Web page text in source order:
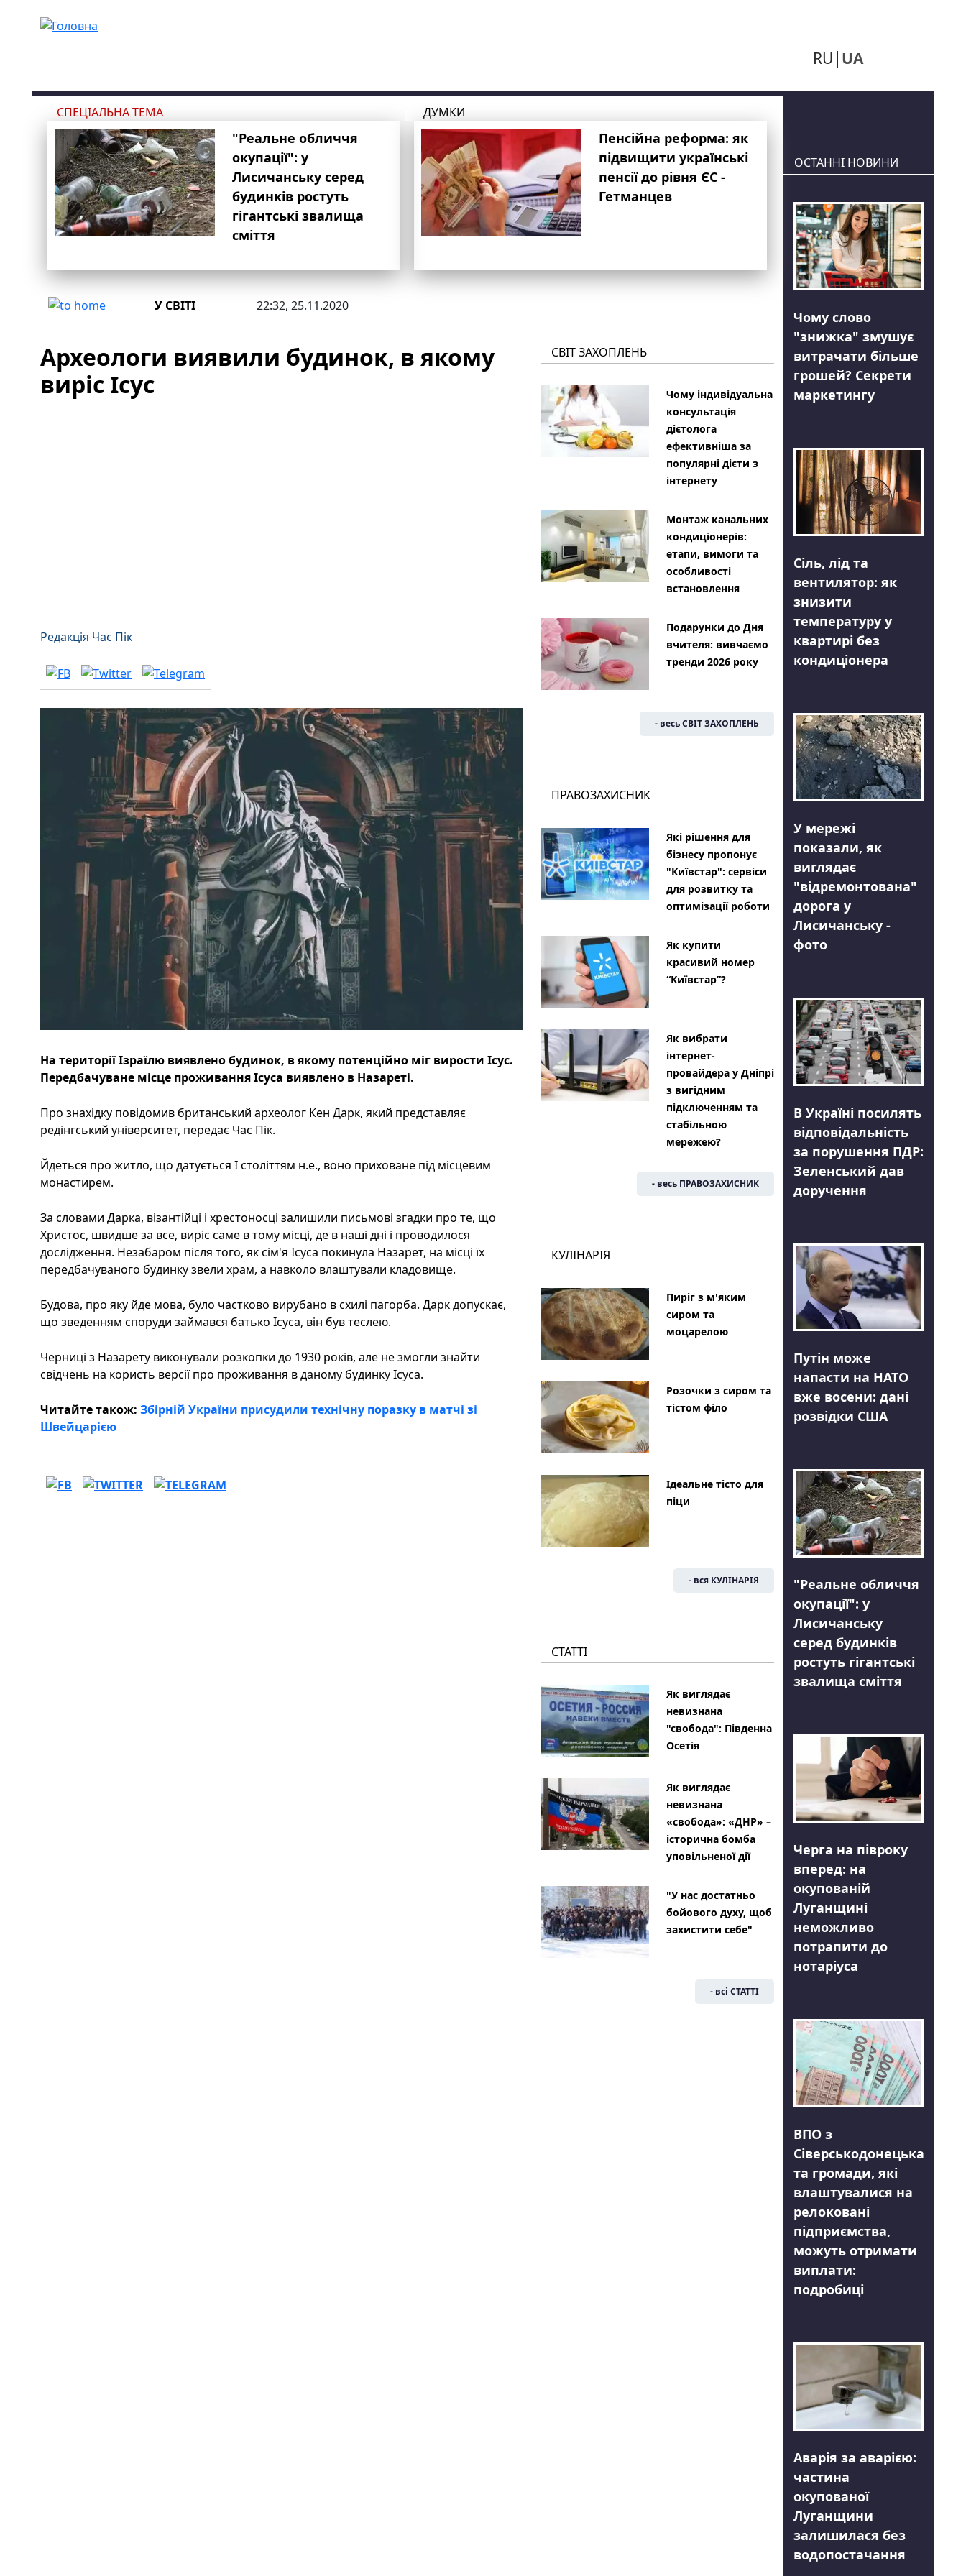
RU UA
СПЕЦІАЛЬНА ТЕМА
"Реальне обличчя
окупації": у
Лисичанську серед
будинків ростуть
гігантські звалища
сміття
ДУМКИ
Пенсійна реформа: як
підвищити українські
пенсії до рівня ЄС -
Гетманцев
У СВІТІ 22:32, 25.11.2020
Археологи виявили будинок, в якому
виріс Ісус
Редакція Час Пік
На території Ізраїлю виявлено будинок, в якому потенційно міг вирости Ісус.
Передбачуване місце проживання Ісуса виявлено в Назареті.
Про знахідку повідомив британський археолог Кен Дарк, який представляє
редінгський університет, передає Час Пік.
Йдеться про житло, що датується I століттям н.е., воно приховане під місцевим
монастирем.
За словами Дарка, візантійці і хрестоносці залишили письмові згадки про те, що
Христос, швидше за все, виріс саме в тому місці, де в наші дні і проводилося
дослідження. Незабаром після того, як сім'я Ісуса покинула Назарет, на місці їх
передбачуваного будинку звели храм, а навколо влаштували кладовище.
Будова, про яку йде мова, було частково вирубано в схилі пагорба. Дарк допускає,
що зведенням споруди займався батько Ісуса, він був теслею.
Черниці з Назарету виконували розкопки до 1930 років, але не змогли знайти
свідчень на користь версії про проживання в даному будинку Ісуса.
Читайте також: Збірній України присудили технічну поразку в матчі зі
Швейцарією
СВІТ ЗАХОПЛЕНЬ
Чому індивідуальна
консультація
дієтолога
ефективніша за
популярні дієти з
інтернету
Монтаж канальних
кондиціонерів:
етапи, вимоги та
особливості
встановлення
Подарунки до Дня
вчителя: вивчаємо
тренди 2026 року
- весь СВІТ ЗАХОПЛЕНЬ
ПРАВОЗАХИСНИК
Які рішення для
бізнесу пропонує
"Київстар": сервіси
для розвитку та
оптимізації роботи
Як купити
красивий номер
“Київстар”?
Як вибрати
інтернет-
провайдера у Дніпрі
з вигідним
підключенням та
стабільною
мережею?
- весь ПРАВОЗАХИСНИК
КУЛІНАРІЯ
Пиріг з м'яким
сиром та
моцарелою
Розочки з сиром та
тістом філо
Ідеальне тісто для
піци
- вся КУЛІНАРІЯ
СТАТТІ
Як виглядає
невизнана
"свобода": Південна
Осетія
Як виглядає
невизнана
«свобода»: «ДНР» –
історична бомба
уповільненої дії
"У нас достатньо
бойового духу, щоб
захистити себе"
- всі СТАТТІ
ОСТАННІ НОВИНИ
Чому слово
"знижка" змушує
витрачати більше
грошей? Секрети
маркетингу
Сіль, лід та
вентилятор: як
знизити
температуру у
квартирі без
кондиціонера
У мережі
показали, як
виглядає
"відремонтована"
дорога у
Лисичанську -
фото
В Україні посилять
відповідальність
за порушення ПДР:
Зеленський дав
доручення
Путін може
напасти на НАТО
вже восени: дані
розвідки США
"Реальне обличчя
окупації": у
Лисичанську
серед будинків
ростуть гігантські
звалища сміття
Черга на півроку
вперед: на
окупованій
Луганщині
неможливо
потрапити до
нотаріуса
ВПО з
Сіверськодонецька
та громади, які
влаштувалися на
релоковані
підприємства,
можуть отримати
виплати:
подробиці
Аварія за аварією:
частина
окупованої
Луганщини
залишилася без
водопостачання